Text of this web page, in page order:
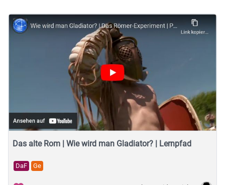
Das alte Rom | Wie wird man Gladiator? | Lernpfad
DaF Ge